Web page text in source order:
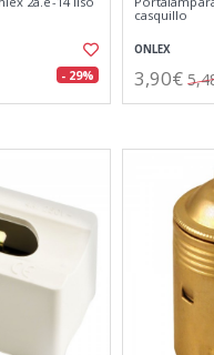
- 29%
casquillo
ONLEX
3,90€